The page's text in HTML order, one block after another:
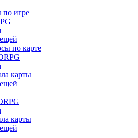
по игре
по карте
карты
карты